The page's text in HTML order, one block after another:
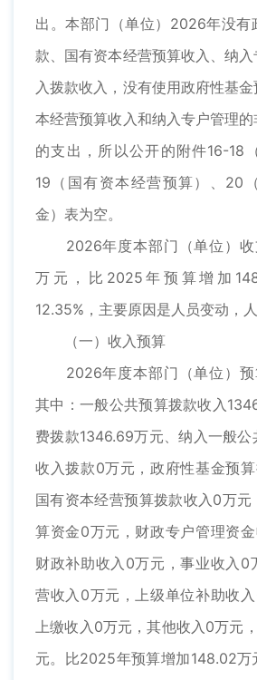
出。本部门（单位）2026年没有
款、国有资本经营预算收入、纳
入拨款收入，没有使用政府性基
本经营预算收入和纳入专户管理
的支出，所以公开的附件16-18
19（国有资本经营预算）、20
金）表为空。
2026年度本部门（单位）收
万元，比2025年预算增加
12.35%，主要原因是人员变动，人
（一）收入预算
2026年度本部门（单位）预
其中：一般公共预算拨款收入
费拨款1346.69万元、纳入一般
收入拨款0万元，政府性基金预
国有资本经营预算拨款收入0万元
算资金0万元，财政专户管理资
财政补助收入0万元，事业收入0
营收入0万元，上级单位补助收
上缴收入0万元，其他收入0万元
元。比2025年预算增加148.02万